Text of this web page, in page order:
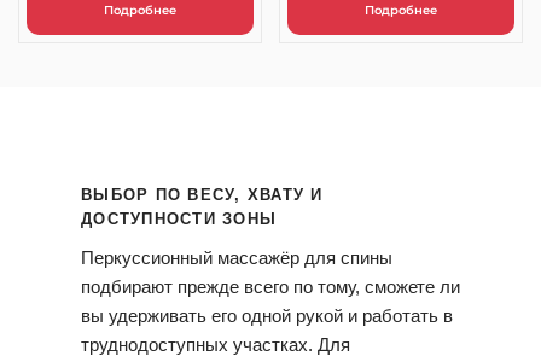
Подробнее Подробнее
ВЫБОР ПО ВЕСУ, ХВАТУ И
ДОСТУПНОСТИ ЗОНЫ
Перкуссионный массажёр для спины
подбирают прежде всего по тому, сможете ли
вы удерживать его одной рукой и работать в
труднодоступных участках. Для